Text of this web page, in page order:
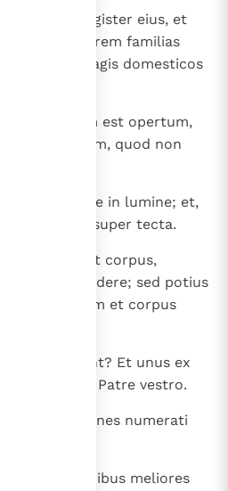
sit sicut magister eius, et
eius. Si patrem familias
quanto magis domesticos
Nihil enim est opertum,
et occultum, quod non
tenebris, dicite in lumine; et,
praedicate super tecta.
qui occidunt corpus,
possunt occidere; sed potius
et animam et corpus
asse veneunt? Et unus ex
terram sine Patre vestro.
capitis omnes numerati
multis passeribus meliores